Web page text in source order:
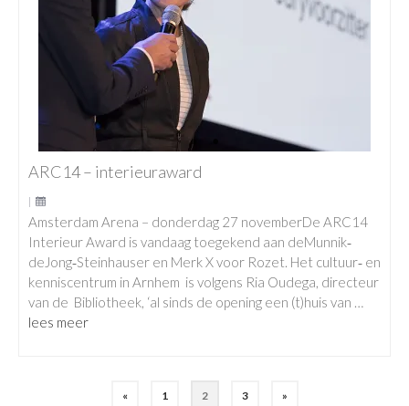
ARC14 – interieuraward
|
Amsterdam Arena – donderdag 27 novemberDe ARC14
Interieur Award is vandaag toegekend aan deMunnik‐
deJong‐Steinhauser en Merk X voor Rozet. Het cultuur‐ en
kenniscentrum in Arnhem is volgens Ria Oudega, directeur
van de Bibliotheek, ‘al sinds de opening een (t)huis van …
lees meer
« 1 2 3 »